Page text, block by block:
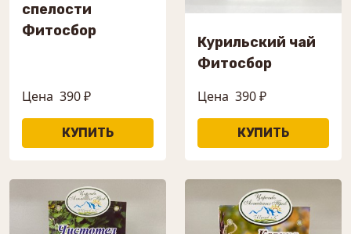
спелости
Фитосбор
Цена 390 ₽
Курильский чай
Фитосбор
Цена 390 ₽